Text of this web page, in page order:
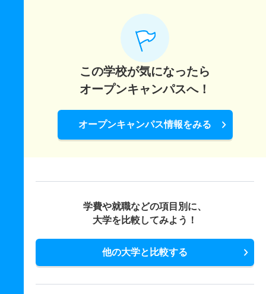
この学校が気になったら
オープンキャンパスへ！
オープンキャンパス情報をみる
学費や就職などの項目別に、
大学を比較してみよう！
他の大学と比較する